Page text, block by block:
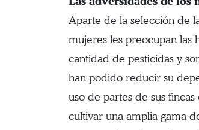
Aparte de la selección de
mujeres les preocupan las
cantidad de pesticidas y
han podido reducir su
uso de partes de sus
cultivar una amplia gama